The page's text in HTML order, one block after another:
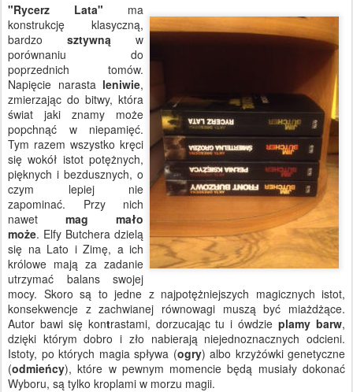
"Rycerz Lata" ma
konstrukcję klasyczną,
bardzo sztywną w
porównaniu do
poprzednich tomów.
Napięcie narasta leniwie,
zmierzając do bitwy, która
świat jaki znamy może
popchnąć w niepamięć.
Tym razem wszystko kręci
się wokół istot potężnych,
pięknych i bezdusznych, o
czym lepiej nie
zapominać. Przy nich
nawet mag mało
może. Elfy Butchera dzielą
się na Lato i Zimę, a ich
królowe mają za zadanie
utrzymać balans swojej
mocy. Skoro są to jedne z najpotężniejszych magicznych istot,
konsekwencje z zachwianej równowagi muszą być miażdżące.
Autor bawi się kontrastami, dorzucając tu i ówdzieplamy barw,
dzięki którym dobro i zło nabierają niejednoznacznych odcieni.
Istoty, po których magia spływa (ogry) albo krzyżówki genetyczne
(odmieńcy), które w pewnym momencie będą musiały dokonać
Wyboru, są tylko kroplami w morzu magii.